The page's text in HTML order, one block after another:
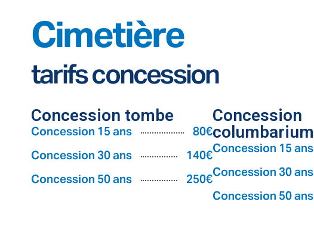
Cimetière
tarifs concession
Concession tombe
Concession 15 ans
80€
Concession 30 ans
140€
Concession 50 ans
250€
Concession
columbarium
Concession 15 ans
Concession 30 ans
Concession 50 ans